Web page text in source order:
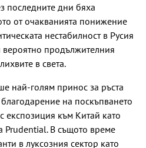
последните дни бяха
от очакванията понижение
нестабилност в Русия
продължителния
в света.
най-голям принос за ръста
на поскъпването
експозиция към Китай като
Prudential. В същото време
в луксозния сектор като